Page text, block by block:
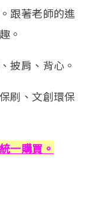
跟著老師的進
。
披肩、背心。
刷、文創環保
一購買。